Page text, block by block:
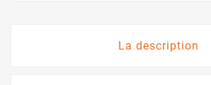
La description